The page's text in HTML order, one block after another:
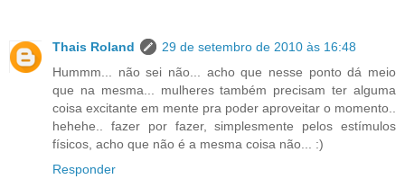
Thais Roland
29 de setembro de 2010 às 16:48
Hummm... não sei não... acho que nesse ponto dá meio
que na mesma... mulheres também precisam ter alguma
coisa excitante em mente pra poder aproveitar o momento..
hehehe.. fazer por fazer, simplesmente pelos estímulos
físicos, acho que não é a mesma coisa não... :)
Responder